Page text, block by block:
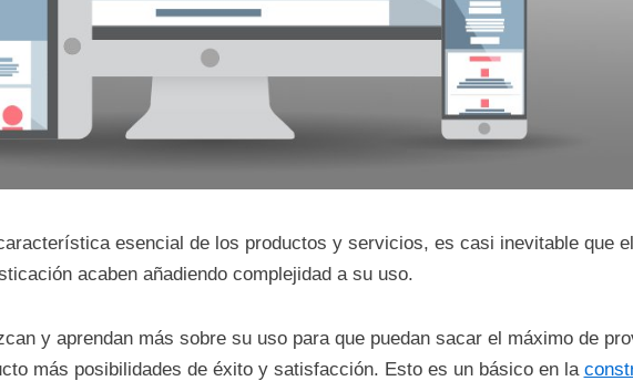
esencial de los productos y servicios, es casi inevitable que el
acaben añadiendo complejidad a su uso.
y aprendan más sobre su uso para que puedan sacar el máximo de
más posibilidades de éxito y satisfacción. Esto es un básico en la